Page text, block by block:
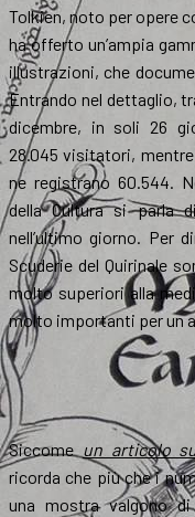
Tolkien, noto per opere
ha offerto un’ampia
illustrazioni, che
Entrando nel dettaglio,
dicembre, in soli 26
28.045 visitatori,
ne registrano 60.544.
della Cultura si parla
nell’ultimo giorno. Per
Scuderie del Quirinale
molto superiori alla
molto importanti per un
Siccome un articolo
ricorda che più che i
una mostra valgono